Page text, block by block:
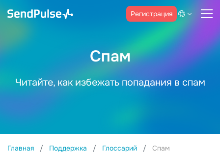
Регистрация
Спам
Читайте, как избежать попадания в спам
Главная Поддержка Глоссарий Спам